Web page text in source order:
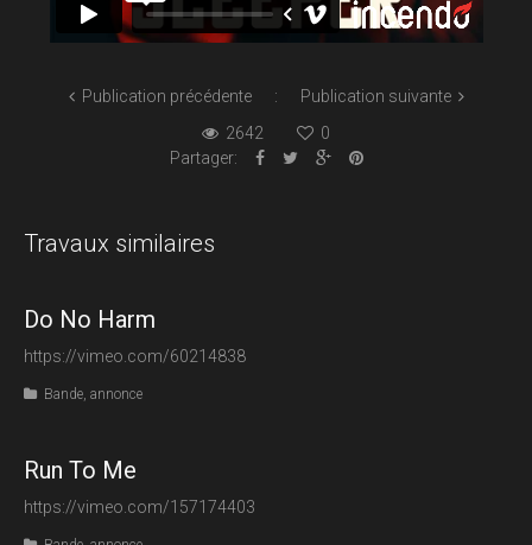
Publication précédente
Publication suivante
2642
0
Partager:
Travaux similaires
Do No Harm
https://vimeo.com/60214838
Bande, annonce
Run To Me
https://vimeo.com/157174403